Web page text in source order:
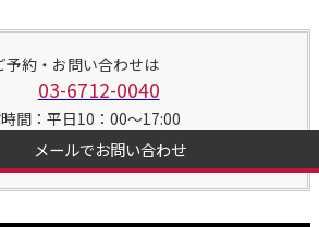
予約・お問い合わせは
03-6712-0040
間：平日10：00～17:00
メールでお問い合わせ